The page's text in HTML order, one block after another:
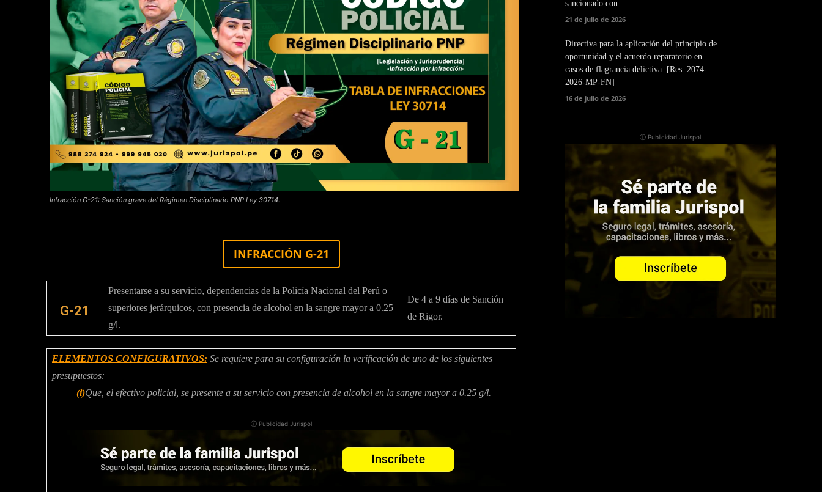
Infracción G-21: Sanción grave del Régimen Disciplinario PNP Ley 30714.
INFRACCIÓN G-21
G-21
Presentarse a su servicio, dependencias de la Policía Nacional del Perú o
superiores jerárquicos, con presencia de alcohol en la sangre mayor a 0.25
g/l.
De 4 a 9 días de Sanción
de Rigor.
ELEMENTOS CONFIGURATIVOS: Se requiere para su configuración la verificación de uno de los siguientes
presupuestos:
(i)Que, el efectivo policial, se presente a su servicio con presencia de alcohol en la sangre mayor a 0.25 g/l.
ⓘ Publicidad Jurispol
sancionado con...
21 de julio de 2026
Directiva para la aplicación del principio de
oportunidad y el acuerdo reparatorio en
casos de flagrancia delictiva. [Res. 2074-
2026-MP-FN]
16 de julio de 2026
ⓘ Publicidad Jurispol